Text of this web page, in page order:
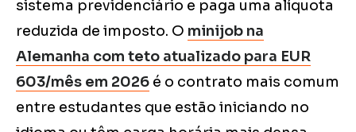
sistema previdenciário e paga uma alíquota
reduzida de imposto. O minijob na
Alemanha com teto atualizado para EUR
603/mês em 2026 é o contrato mais comum
entre estudantes que estão iniciando no